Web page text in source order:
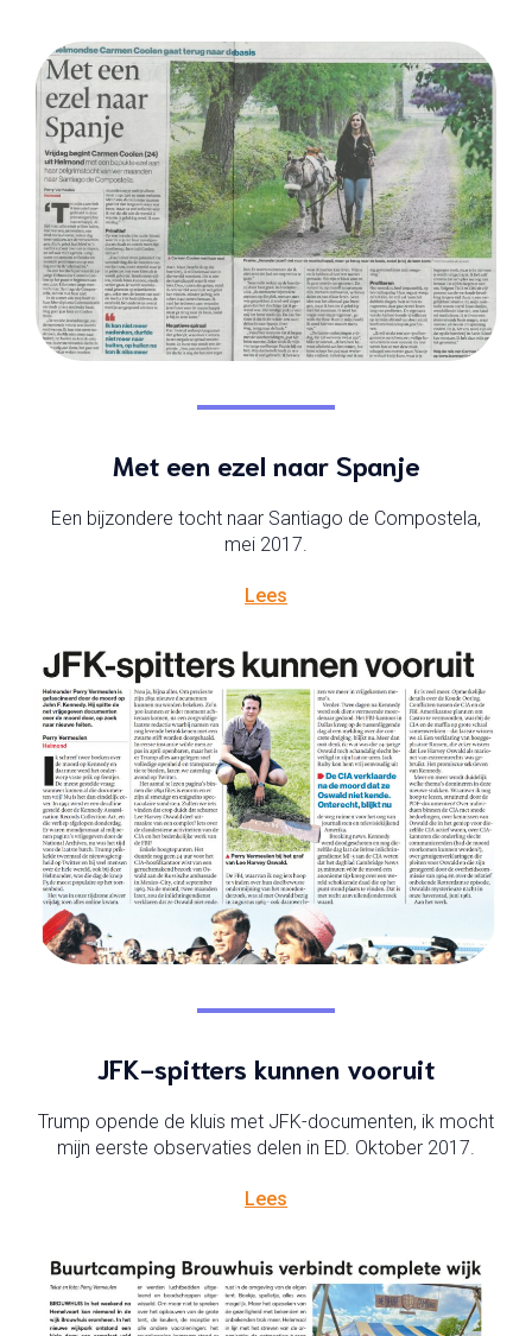
Met een ezel naar Spanje
Een bijzondere tocht naar Santiago de Compostela,
mei 2017.
Lees
JFK-spitters kunnen vooruit
Trump opende de kluis met JFK-documenten, ik mocht
mijn eerste observaties delen in ED. Oktober 2017.
Lees